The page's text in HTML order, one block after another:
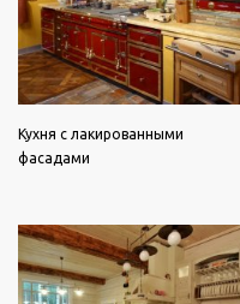
Кухня с лакированными
фасадами